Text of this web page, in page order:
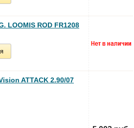
LOOMIS ROD FR1208
ATTACK 2.90/07